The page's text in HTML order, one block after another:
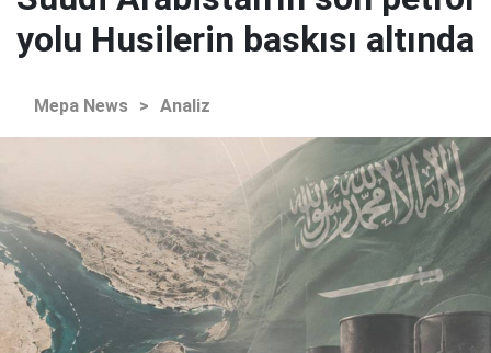
yolu Husilerin baskısı altında
Mepa News > Analiz